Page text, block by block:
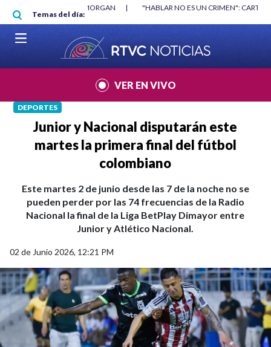
Pasar al contenido principal
Temas del día:
"HABLAR NO ES UN CRIMEN": CARTA DE BETO CORAL |
VER EN VIVO
DEPORTES
Junior y Nacional disputarán este
martes la primera final del fútbol
colombiano
Este martes 2 de junio desde las 7 de la noche no se
pueden perder por las 74 frecuencias de la Radio
Nacional la final de la Liga BetPlay Dimayor entre
Junior y Atlético Nacional.
02 de Junio 2026, 12:21 PM